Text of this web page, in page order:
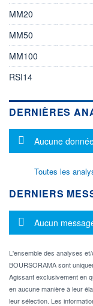
MM20
MM50
MM100
RSI14
DERNIÈRES
Message
Aucune
Toutes les
DERNIERS
Message
Aucun
L'ensemble des analyses
BOURSORAMA sont
Agissant exclusivement en
en aucune manière à leur
leur sélection. Les